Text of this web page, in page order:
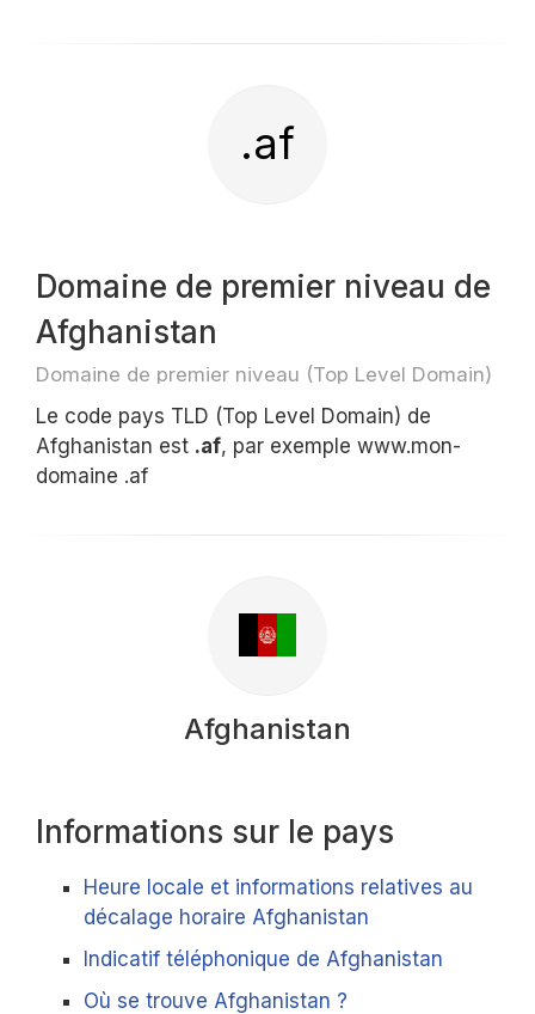
.af
Domaine de premier niveau de
Afghanistan
Domaine de premier niveau (Top Level Domain)
Le code pays TLD (Top Level Domain) de
Afghanistan est .af, par exemple www.mon-
domaine .af
Afghanistan
Informations sur le pays
Heure locale et informations relatives au
décalage horaire Afghanistan
Indicatif téléphonique de Afghanistan
Où se trouve Afghanistan ?